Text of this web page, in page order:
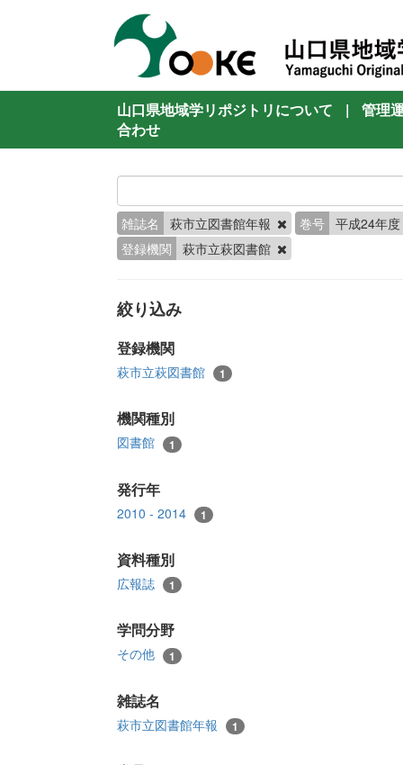
山口県地域学リポジトリについて |
管理
合わせ
雑誌名 萩市立図書館年報 巻号 平成24年度
登録機関
萩市立萩図書館
絞り込み
登録機関
萩市立萩図書館 1
機関種別
図書館 1
発行年
2010 - 2014 1
資料種別
広報誌 1
学問分野
その他 1
雑誌名
萩市立図書館年報 1